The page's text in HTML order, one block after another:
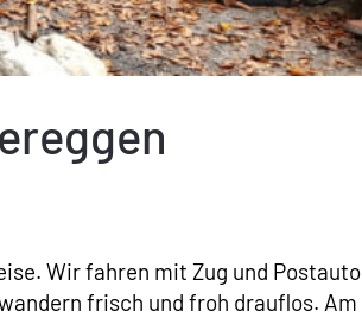
Wir fahren mit Zug und Postauto
frisch und froh drauflos. Am